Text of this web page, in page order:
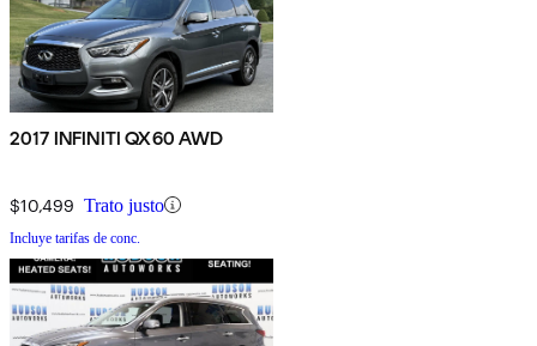
2017 INFINITI QX60 AWD
$10,499 Trato justo
Incluye tarifas de conc.